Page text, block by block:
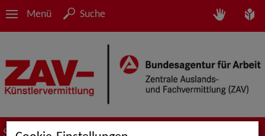
Menü Suche